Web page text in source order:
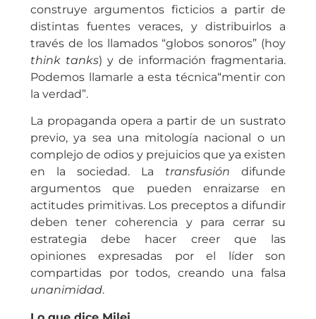
construye argumentos ficticios a partir de
distintas fuentes veraces, y distribuirlos a
través de los llamados “globos sonoros” (hoy
think tanks) y de información fragmentaria.
Podemos llamarle a esta técnica“mentir con
la verdad”.
La propaganda opera a partir de un sustrato
previo, ya sea una mitología nacional o un
complejo de odios y prejuicios que ya existen
en la sociedad. La transfusión difunde
argumentos que pueden enraizarse en
actitudes primitivas. Los preceptos a difundir
deben tener coherencia y para cerrar su
estrategia debe hacer creer que las
opiniones expresadas por el líder son
compartidas por todos, creando una falsa
unanimidad.